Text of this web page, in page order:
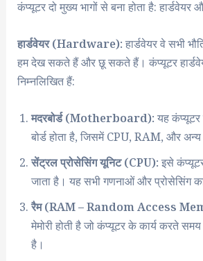
कंप्यूटर दो मुख्य भागों से बना होता है: हार्डवेयर
हार्डवेयर (Hardware): हार्डवेयर वे सभी
हम देख सकते हैं और छू सकते हैं। कंप्यूटर
निम्नलिखित हैं:
मदरबोर्ड (Motherboard): यह कंप्यूटर
बोर्ड होता है, जिसमें CPU, RAM, और अन्य
सेंट्रल प्रोसेसिंग यूनिट (CPU): इसे
जाता है। यह सभी गणनाओं और प्रोसेसिंग
रैम (RAM – Random Access
मेमोरी होती है जो कंप्यूटर के कार्य करते
है।